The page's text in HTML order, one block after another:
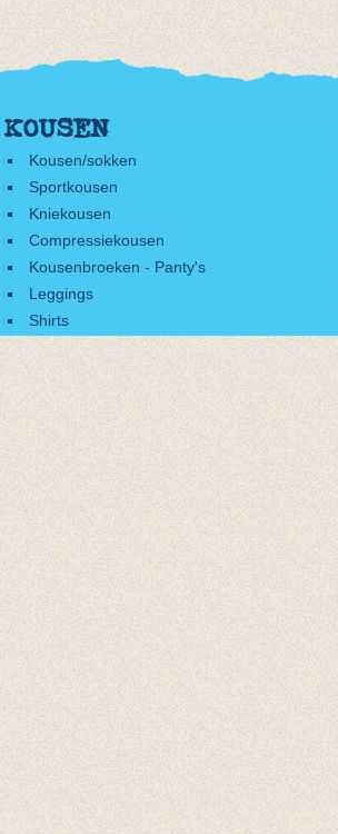
KOUSEN
Kousen/sokken
Sportkousen
Kniekousen
Compressiekousen
Kousenbroeken - Panty's
Leggings
Shirts